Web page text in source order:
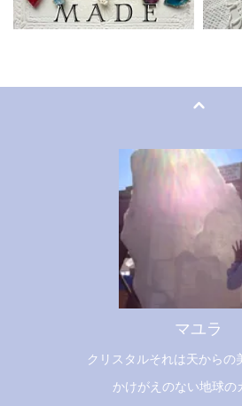
マユラ
クリスタルそれは天からの
かけがえのない地球の